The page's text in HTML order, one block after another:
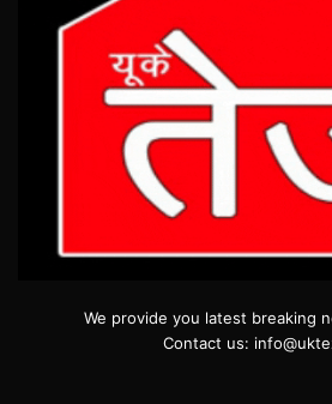
We provide you latest breaking
Contact us: